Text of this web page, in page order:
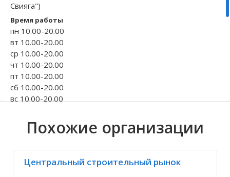
Волгоградская область Иркутская
Кировоградская область Хмельницкая
Восточно-Казахстанская область Северо-
Архангельское
Свияга")
Время работы
пн 10.00-20.00
вт 10.00-20.00
ср 10.00-20.00
чт 10.00-20.00
пт 10.00-20.00
сб 10.00-20.00
вс 10.00-20.00
lapotoknn.ru
+7 800 550-52-...
+7 920 000-91-...
Похожие организации
Центральный строительный рынок